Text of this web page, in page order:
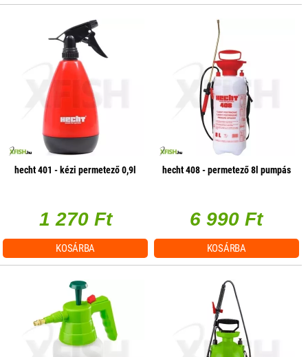
hecht 401 - kézi permetező 0,9l
1 270 Ft
KOSÁRBA
hecht 408 - permetező 8l pumpás
6 990 Ft
KOSÁRBA